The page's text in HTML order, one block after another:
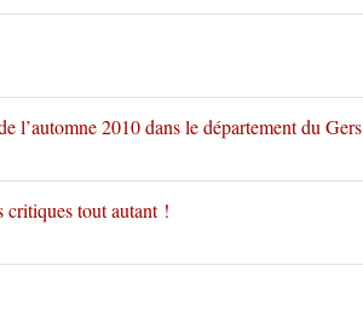
l’automne 2010 dans le département du Gers
critiques tout autant !